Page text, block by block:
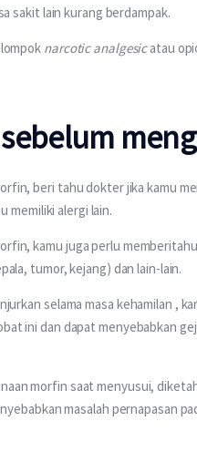
sakit lain kurang berdampak.
narcotic analgesic atau
beri tahu dokter jika kamu
memiliki alergi lain.
kamu juga perlu
tumor, kejang) dan lain-lain.
selama masa kehamilan ,
ini dan dapat menyebabkan
morfin saat menyusui,
masalah pernapasan